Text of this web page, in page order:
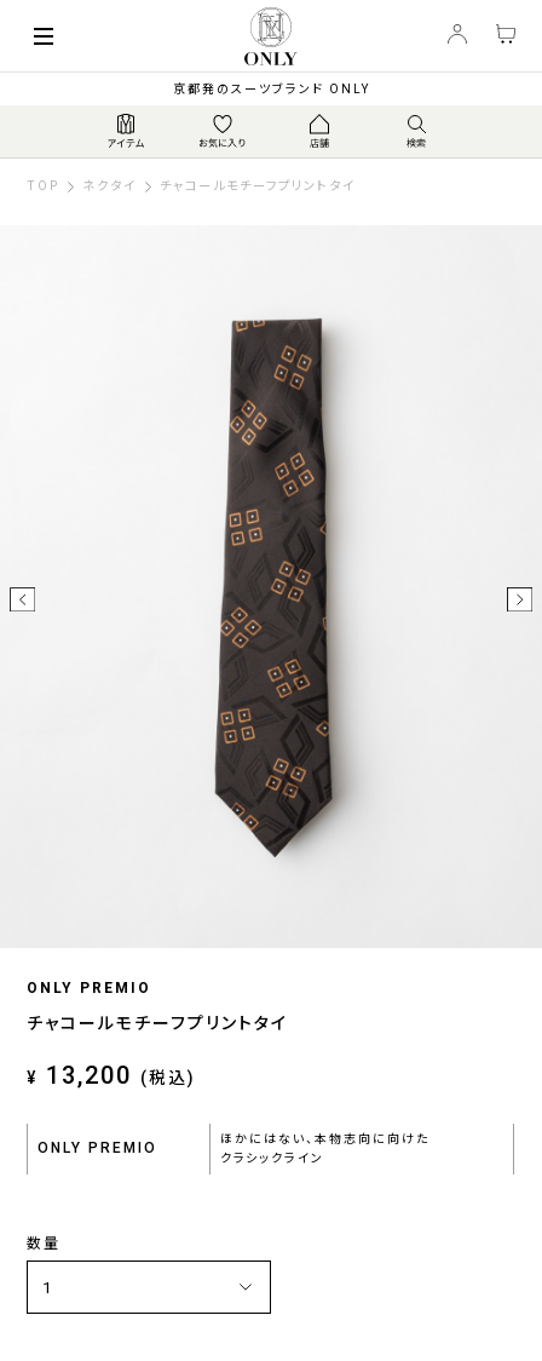
京都発のスーツブランド ONLY
TOP ネクタイ チャコールモチーフプリントタイ
ONLY PREMIO
チャコールモチーフプリントタイ
¥ 13,200 (税込)
ONLY PREMIO
ほかにはない、本物志向に向けた
クラシックライン
数量